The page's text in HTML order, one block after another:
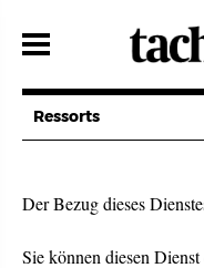
zum
Ressorts
Der Bezug dieses
Sie können diesen